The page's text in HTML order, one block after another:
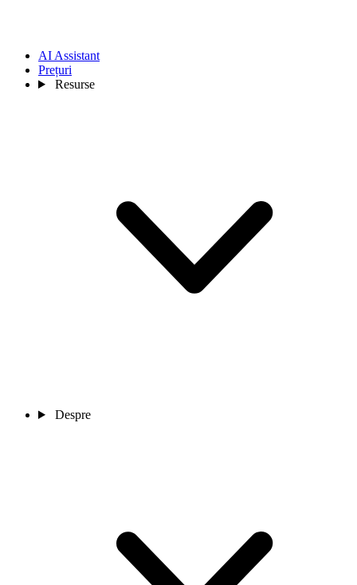
AI Assistant
Prețuri
Resurse
Despre